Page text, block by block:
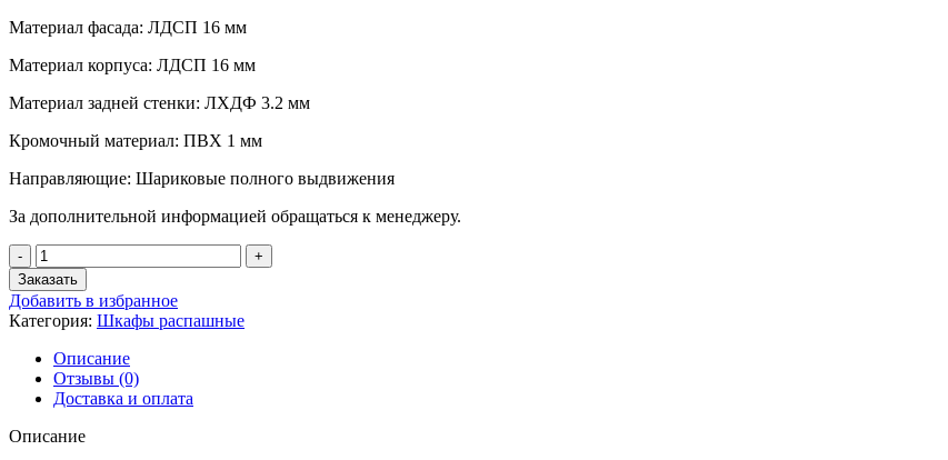
Материал фасада: ЛДСП 16 мм
Материал корпуса: ЛДСП 16 мм
Материал задней стенки: ЛХДФ 3.2 мм
Кромочный материал: ПВХ 1 мм
Направляющие: Шариковые полного выдвижения
За дополнительной информацией обращаться к менеджеру.
Количество
товара
Трехдверный
шкаф
Бостон
ШК-002
Заказать
Добавить в избранное
Категория: Шкафы распашные
Описание
Отзывы (0)
Доставка и оплата
Описание